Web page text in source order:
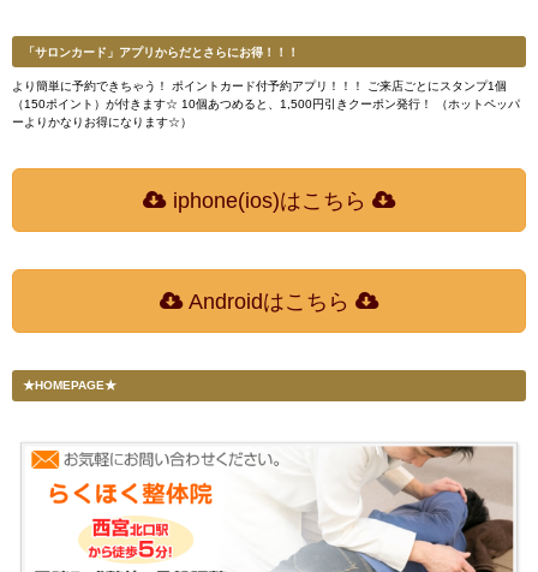
「サロンカード」アプリからだとさらにお得！！！
より簡単に予約できちゃう！ ポイントカード付予約アプリ！！！ ご来店ごとにスタンプ1個
（150ポイント）が付きます☆ 10個あつめると、1,500円引きクーポン発行！ （ホットペッパ
ーよりかなりお得になります☆）
iphone(ios)はこちら
Androidはこちら
★HOMEPAGE★